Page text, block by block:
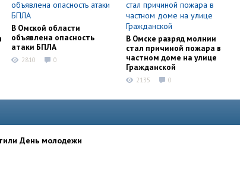
В Омской области
объявлена опасность
атаки БПЛА
2810 0
В Омске разряд молнии
стал причиной пожара в
частном доме на улице
Гражданской
2135 0
День молодежи